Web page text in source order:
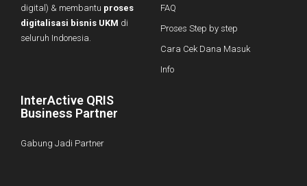
digital) & membantu proses
digitalisasi bisnis UKM di
seluruh Indonesia.
InterActive QRIS
Business Partner
Gabung Jadi Partner
FAQ
Proses Step by step
Cara Cek Dana Masuk
Info